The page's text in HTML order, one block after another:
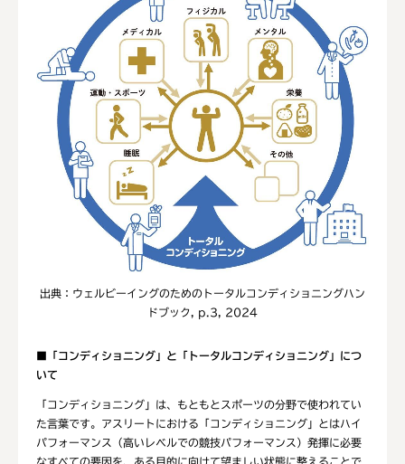
出典：ウェルビーイングのためのトータルコンディショニングハン
ドブック, p.3, 2024
■「コンディショニング」と「トータルコンディショニング」につ
いて
「コンディショニング」は、もともとスポーツの分野で使われてい
た言葉です。アスリートにおける「コンディショニング」とはハイ
パフォーマンス（高いレベルでの競技パフォーマンス）発揮に必要
なすべての要因を、ある目的に向けて望ましい状態に整えることで